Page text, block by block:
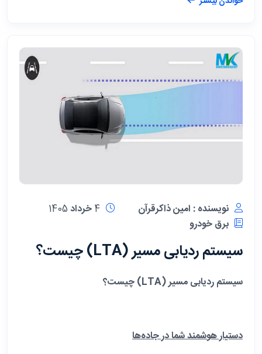
نویسنده : امین ذاکرقرآن
4 خرداد 1405
برق خودرو
سیستم ردیابی مسیر (LTA) چیست؟
سیستم ردیابی مسیر (LTA) چیست؟
دستیار هوشمند شما در جاده‌ها